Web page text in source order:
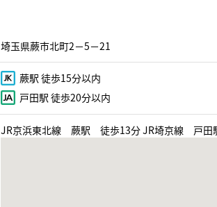
埼玉県蕨市北町2−5−21
蕨駅 徒歩15分以内
戸田駅 徒歩20分以内
JR京浜東北線 蕨駅 徒歩13分 JR埼京線 戸